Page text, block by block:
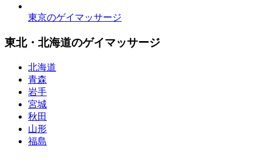
東京のゲイマッサージ
東北・北海道のゲイマッサージ
北海道
青森
岩手
宮城
秋田
山形
福島